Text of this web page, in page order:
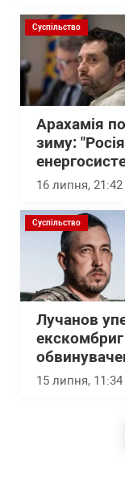
Суспільство
Арахамія
зиму:
16 липня, 21:42
Суспільство
Лучанов
15 липня, 11:34